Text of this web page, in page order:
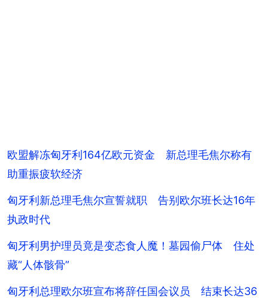
欧盟解冻匈牙利164亿欧元资金 新总理毛焦尔称有
助重振疲软经济
匈牙利新总理毛焦尔宣誓就职 告别欧尔班长达16年
执政时代
匈牙利男护理员竟是变态食人魔！墓园偷尸体 住处
藏“人体骸骨”
匈牙利总理欧尔班宣布将辞任国会议员 结束长达36